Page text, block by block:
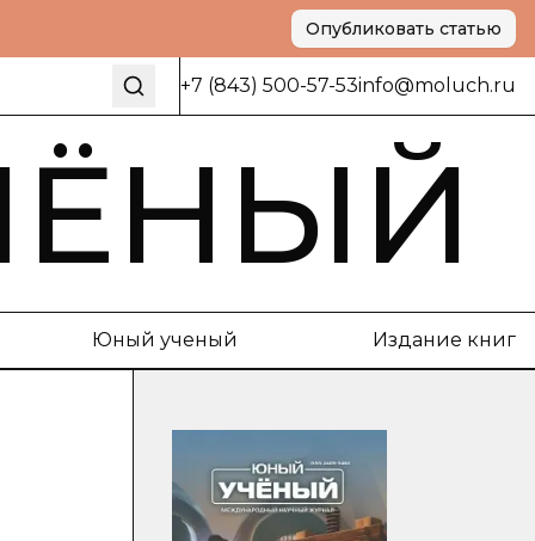
Опубликовать статью
+7 (843) 500-57-53info@moluch.ru
Юный ученый Издание книг